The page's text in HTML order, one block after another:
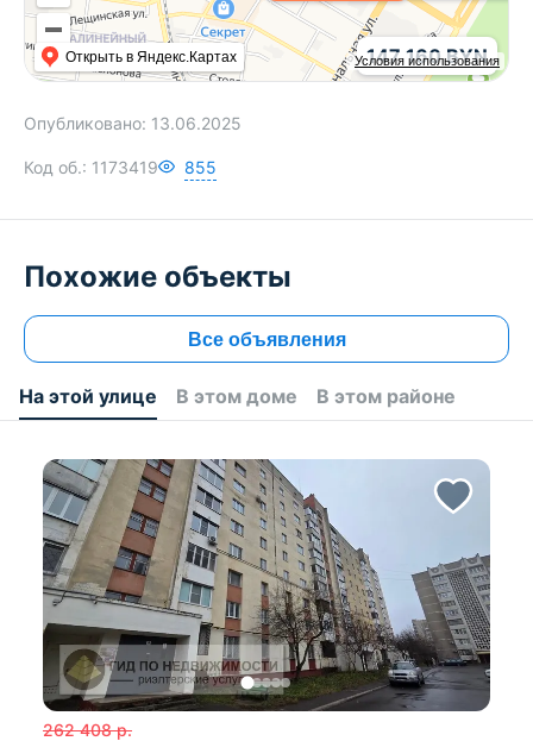
Условия использования
Открыть в Яндекс.Картах 147 160 BYN
Опубликовано: 13.06.2025
Код об.: 1173419 855
Похожие объекты
Все объявления
На этой улице В этом доме В этом районе
262 408 р.